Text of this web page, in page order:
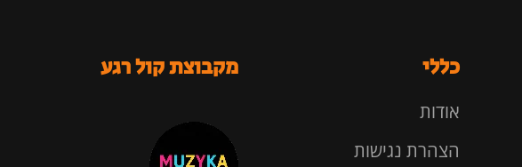
כללי
אודות
הצהרת נגישות
מקבוצת קול רגע